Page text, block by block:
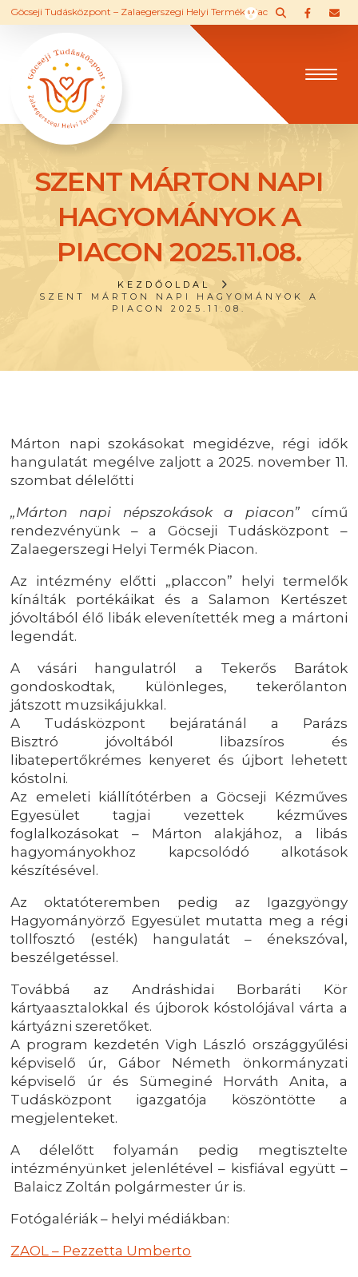
Göcseji Tudásközpont – Zalaegerszegi Helyi Termék Piac
SZENT MÁRTON NAPI
HAGYOMÁNYOK A
PIACON 2025.11.08.
KEZDŐOLDAL
SZENT MÁRTON NAPI HAGYOMÁNYOK A
PIACON 2025.11.08.
Márton napi szokásokat megidézve, régi idők
hangulatát megélve zaljott a 2025. november 11.
szombat délelőtti
„Márton napi népszokások a piacon”című
rendezvényünk – a Göcseji Tudásközpont –
Zalaegerszegi Helyi Termék Piacon.
Az intézmény előtti „placcon” helyi termelők
kínálták portékáikat és a Salamon Kertészet
jóvoltából élő libák elevenítették meg a mártoni
legendát.
A vásári hangulatról a Tekerős Barátok
gondoskodtak, különleges, tekerőlanton
játszott muzsikájukkal.
A Tudásközpont bejáratánál a Parázs
Bisztró jóvoltából libazsíros és
libatepertőkrémes kenyeret és újbort lehetett
kóstolni.
Az emeleti kiállítótérben a Göcseji Kézműves
Egyesület tagjai vezettek kézműves
foglalkozásokat – Márton alakjához, a libás
hagyományokhoz kapcsolódó alkotások
készítésével.
Az oktatóteremben pedig az Igazgyöngy
Hagyományörző Egyesület mutatta meg a régi
tollfosztó (esték) hangulatát – énekszóval,
beszélgetéssel.
Továbbá az Andráshidai Borbaráti Kör
kártyaasztalokkal és újborok kóstolójával várta a
kártyázni szeretőket.
A program kezdetén Vigh László országgyűlési
képviselő úr, Gábor Németh önkormányzati
képviselő úr és Sümeginé Horváth Anita, a
Tudásközpont igazgatója köszöntötte a
megjelenteket.
A délelőtt folyamán pedig megtisztelte
intézményünket jelenlétével – kisfiával együtt –
Balaicz Zoltán polgármester úr is.
Fotógalériák – helyi médiákban:
ZAOL – Pezzetta Umberto